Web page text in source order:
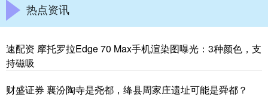
热点资讯
速配资 摩托罗拉Edge 70 Max手机渲染图曝光：3种颜色，支
持磁吸
财盛证券 襄汾陶寺是尧都，绛县周家庄遗址可能是舜都？